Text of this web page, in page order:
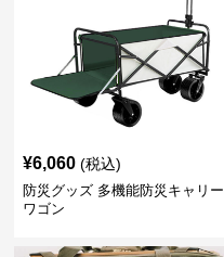
¥6,060 (税込)
防災グッズ 多機能防災キャリー
ワゴン